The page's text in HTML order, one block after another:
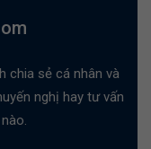
chia sẻ cá nhân và
nghị hay tư vấn